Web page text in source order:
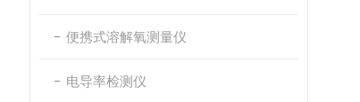
便携式溶解氧测量仪
电导率检测仪